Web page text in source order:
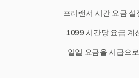
프리랜서 시간 요금 설
1099 시간당 요금 계
일일 요금을 시급으